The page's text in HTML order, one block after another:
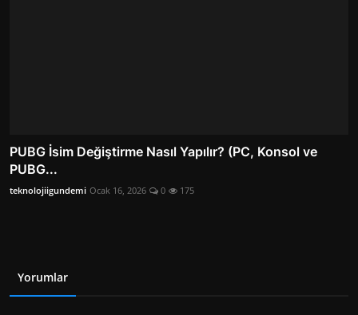
PUBG İsim Değiştirme Nasıl Yapılır? (PC, Konsol ve
PUBG...
teknolojiigundemi Ocak 16, 2026 0 175
Yorumlar